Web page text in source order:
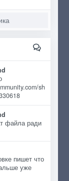
sh
файла ради
пишет что
уже